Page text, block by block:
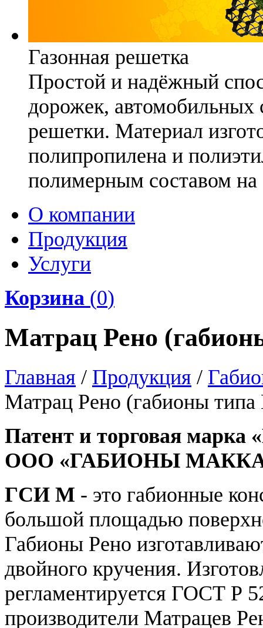
Газонная решетка
Простой и надёжный
дорожек, автомобильных
решетки. Материал
полипропилена и
полимерным составом на
О компании
Продукция
Услуги
Корзина (0)
Матрац Рено
Главная / Продукция /
Матрац Рено (габионы
Патент и торговая марка
ООО «ГАБИОНЫ
ГСИ М - это габионные
большой площадью
Габионы Рено
двойного кручения.
регламентируется ГОСТ Р
производители Матрацев